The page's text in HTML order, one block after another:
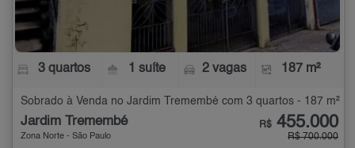
3 quartos 1 suíte 2 vagas 187 m²
Sobrado à Venda no Jardim Tremembé com 3 quartos - 187 m²
Jardim Tremembé
Zona Norte - São Paulo
R$ 455.000
R$ 700.000